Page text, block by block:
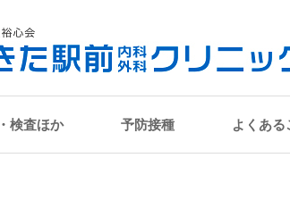
検査ほか 予防接種 よくある